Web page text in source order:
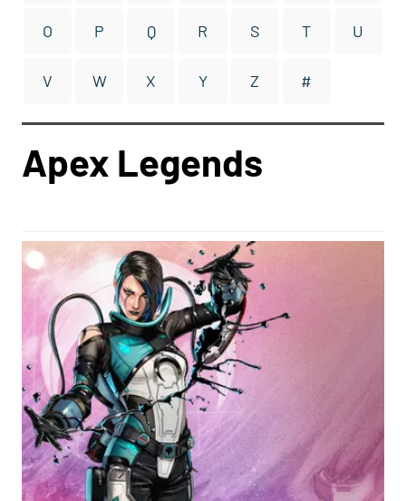
O P Q R S T U
V W X Y Z #
Apex Legends